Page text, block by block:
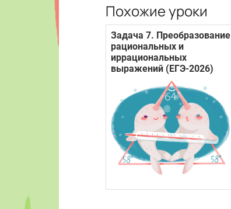
Похожие уроки
Задача 7. Преобразование
рациональных и
иррациональных
выражений (ЕГЭ-2026)